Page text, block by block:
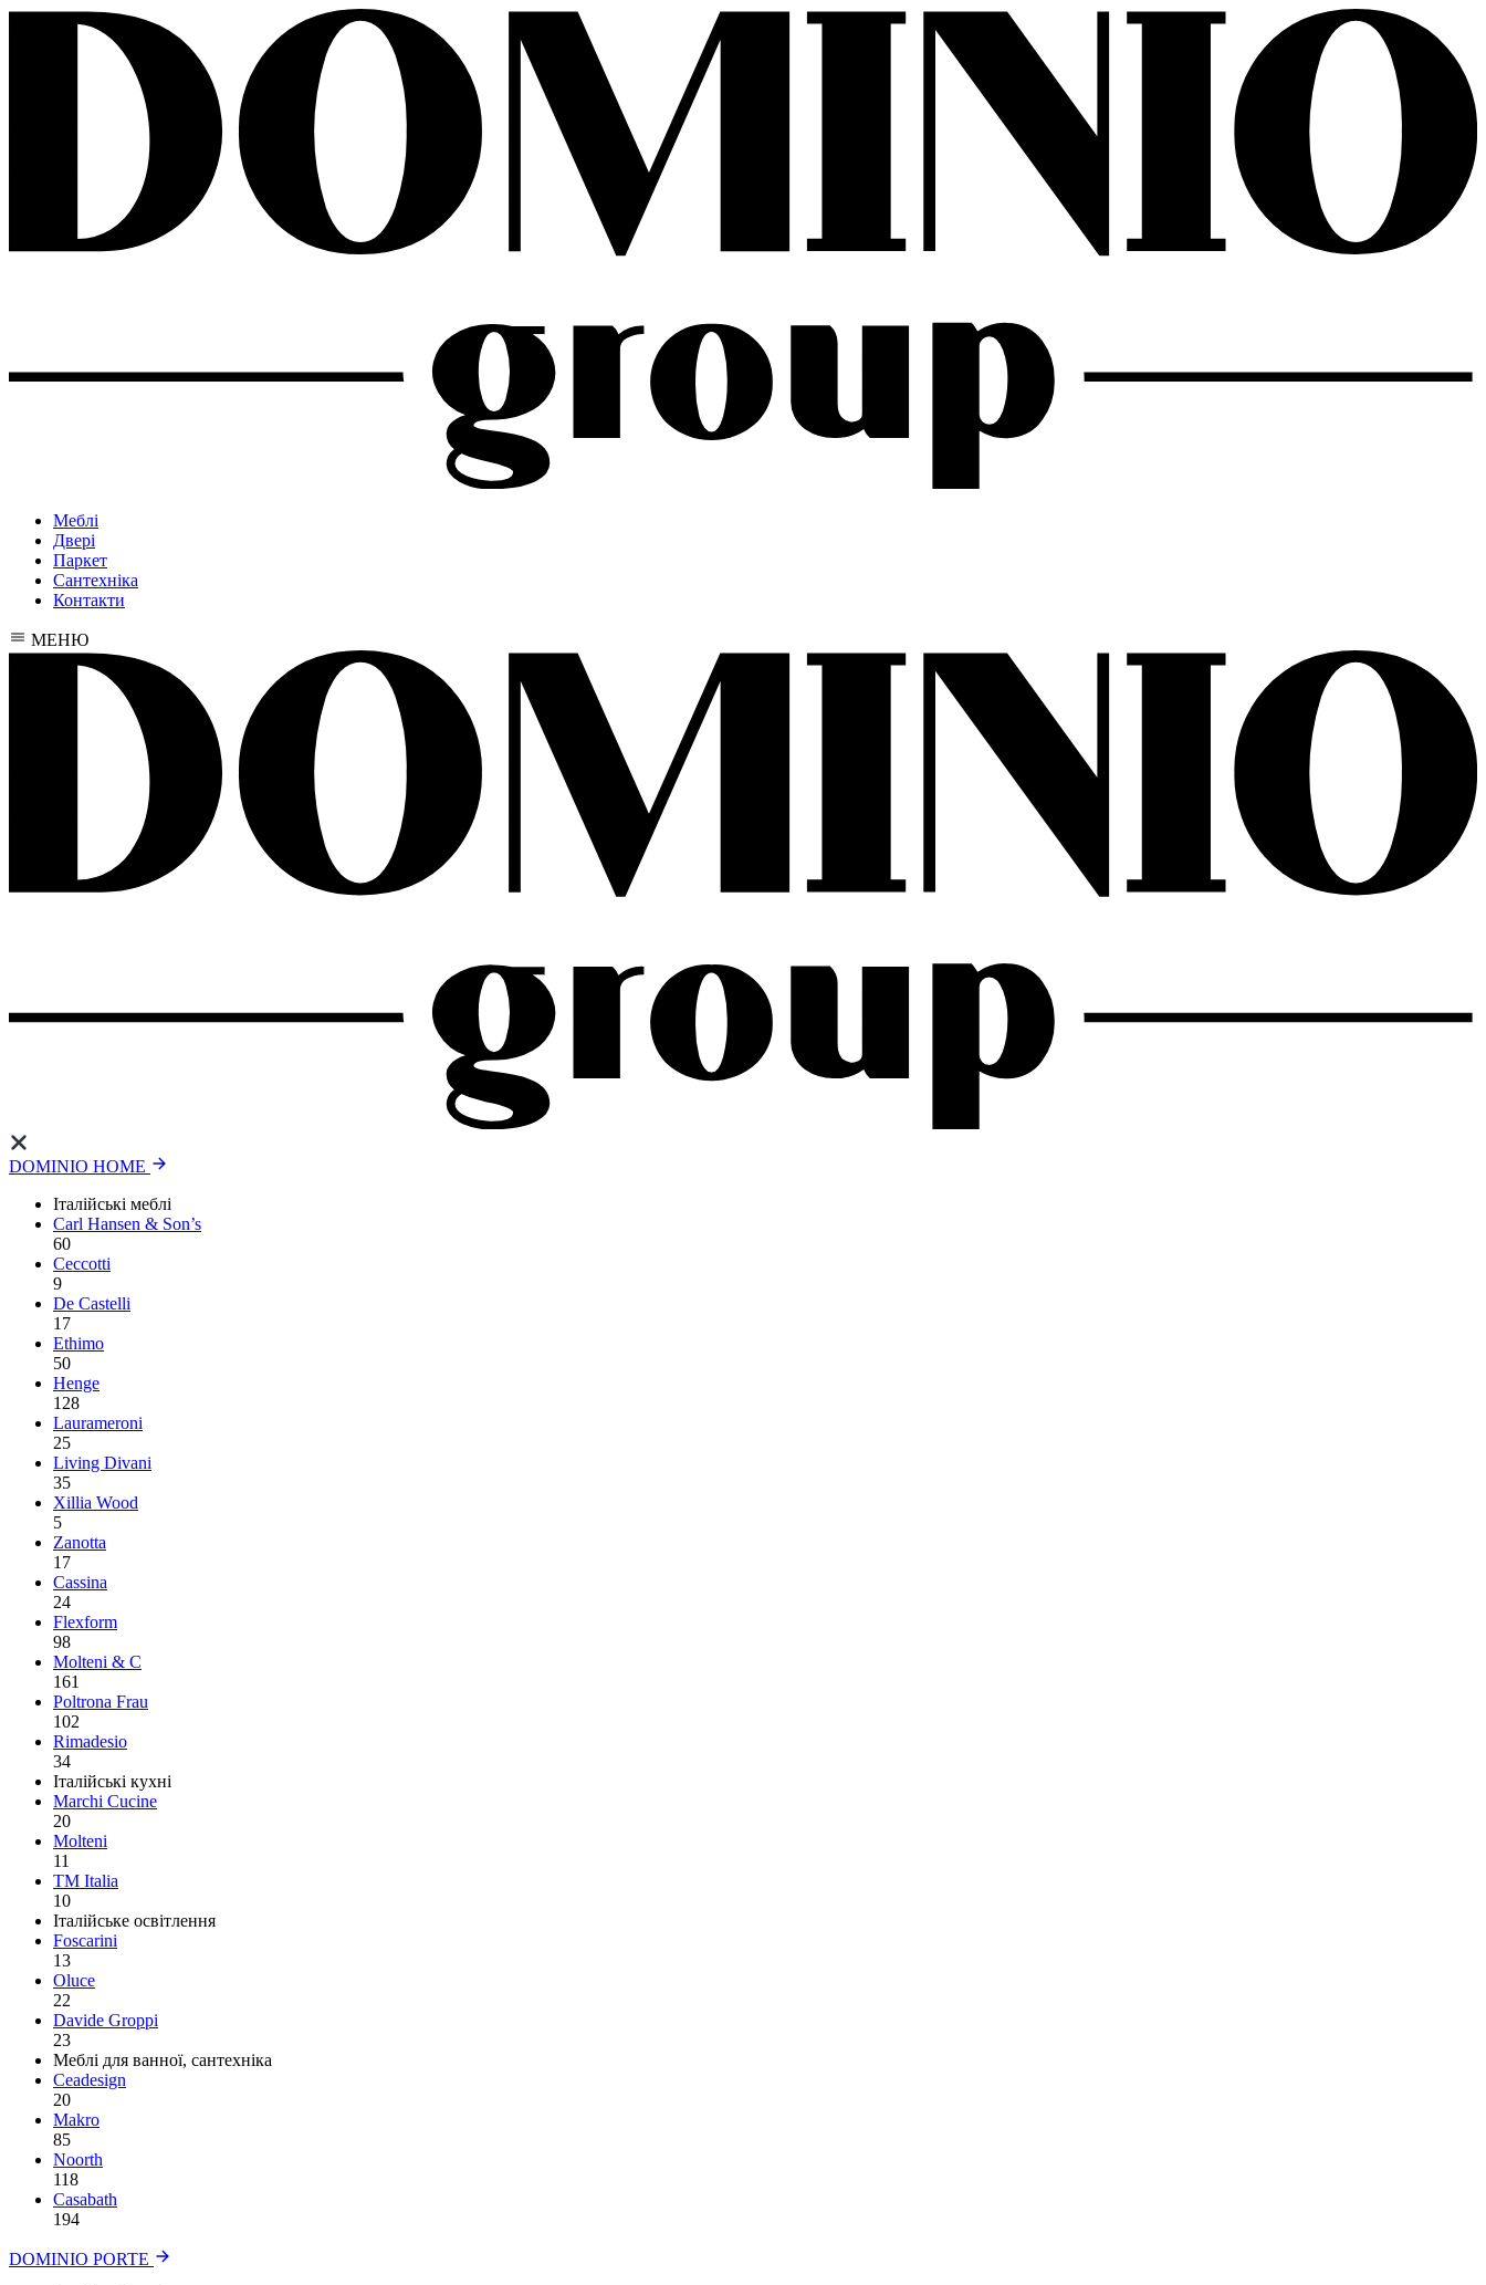
Меблі
Двері
Паркет
Сантехніка
Контакти
МЕНЮ
DOMINIO HOME
Італійські меблі
Carl Hansen & Son’s
60
Ceccotti
9
De Castelli
17
Ethimo
50
Henge
128
Laurameroni
25
Living Divani
35
Xillia Wood
5
Zanotta
17
Cassina
24
Flexform
98
Molteni & C
161
Poltrona Frau
102
Rimadesio
34
Італійські кухні
Marchi Cucine
20
Molteni
11
TM Italia
10
Італійське освітлення
Foscarini
13
Oluce
22
Davide Groppi
23
Меблі для ванної, сантехніка
Ceadesign
20
Makro
85
Noorth
118
Сasabath
194
DOMINIO PORTE